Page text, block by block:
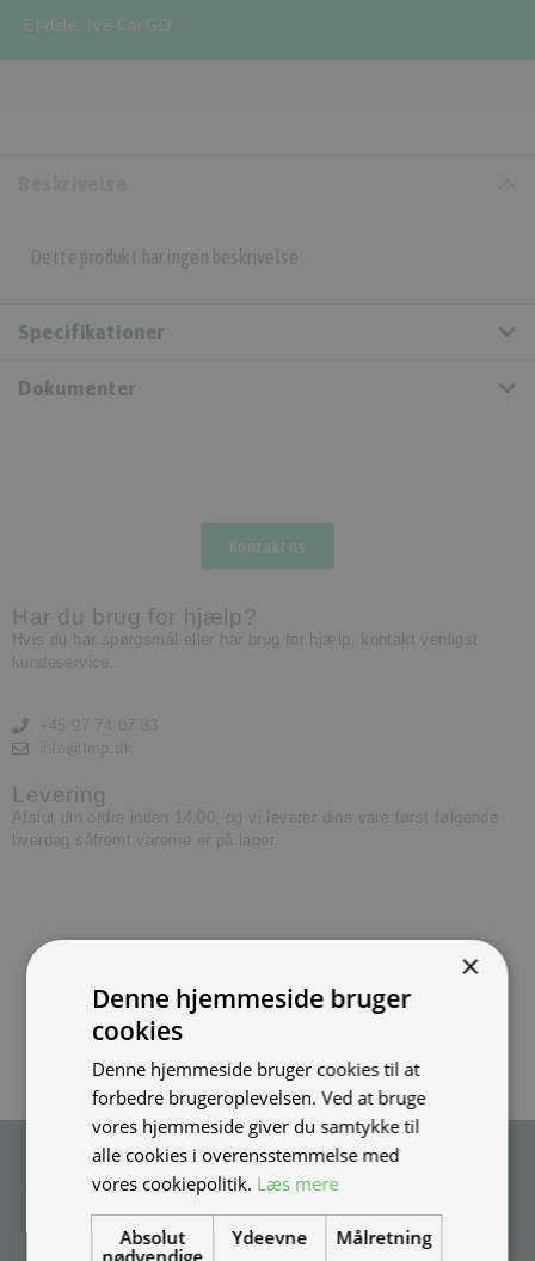
El-dele, Ive-Car'GO
Dette produkt har ingen beskrivelse
Specifikationer
Dokumenter
Kontakt os
Har du brug for hjælp?
Hvis du har spørgsmål eller har brug for hjælp, kontakt venligst
kundeservice.
Levering
Afslut din ordre inden 14.00, og vi leverer dine vare først følgende
hverdag såfremt varerne er på lager.
Tilmeld nyhedsmail
Vær blandt de første til at modtage info om nye produkter, tilbud,
events og udstillinger.
×
Denne hjemmeside bruger
cookies
Denne hjemmeside bruger cookies til at
forbedre brugeroplevelsen. Ved at bruge
vores hjemmeside giver du samtykke til
alle cookies i overensstemmelse med
vores cookiepolitik. Læs mere
Absolut
nødvendige
Ydeevne Målretning